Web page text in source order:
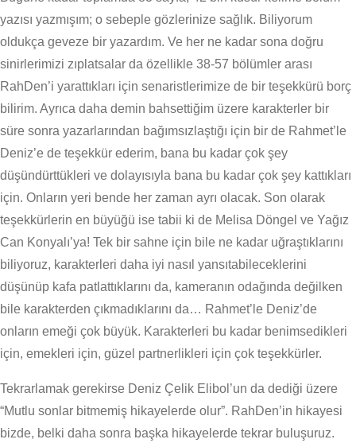
yazısı yazmışım; o sebeple gözlerinize sağlık. Biliyorum
oldukça geveze bir yazardım. Ve her ne kadar sona doğru
sinirlerimizi zıplatsalar da özellikle 38-57 bölümler arası
RahDen’i yarattıkları için senaristlerimize de bir teşekkürü borç
bilirim. Ayrıca daha demin bahsettiğim üzere karakterler bir
süre sonra yazarlarından bağımsızlaştığı için bir de Rahmet’le
Deniz’e de teşekkür ederim, bana bu kadar çok şey
düşündürttükleri ve dolayısıyla bana bu kadar çok şey kattıkları
için. Onların yeri bende her zaman ayrı olacak. Son olarak
teşekkürlerin en büyüğü ise tabii ki de Melisa Döngel ve Yağız
Can Konyalı’ya! Tek bir sahne için bile ne kadar uğraştıklarını
biliyoruz, karakterleri daha iyi nasıl yansıtabileceklerini
düşünüp kafa patlattıklarını da, kameranın odağında değilken
bile karakterden çıkmadıklarını da… Rahmet’le Deniz’de
onların emeği çok büyük. Karakterleri bu kadar benimsedikleri
için, emekleri için, güzel partnerlikleri için çok teşekkürler.
Tekrarlamak gerekirse Deniz Çelik Elibol’un da dediği üzere
“Mutlu sonlar bitmemiş hikayelerde olur”. RahDen’in hikayesi
bizde, belki daha sonra başka hikayelerde tekrar buluşuruz.